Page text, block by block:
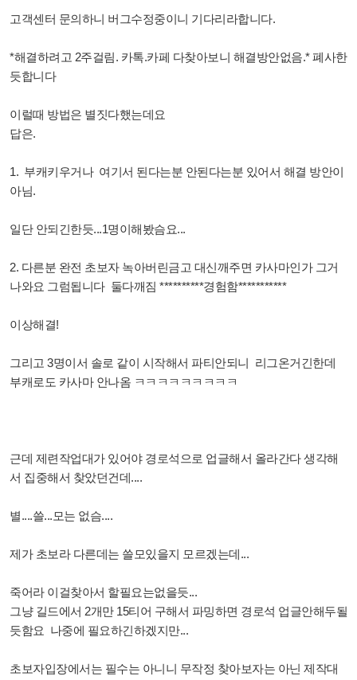
고객센터 문의하니 버그수정중이니 기다리라합니다.
*해결하려고 2주걸림. 카톡.카페 다찾아보니 해결방안없음.* 폐사한
듯합니다
이럴때 방법은 별짓다했는데요
답은.
1. 부캐키우거나 여기서 된다는분 안된다는분 있어서 해결 방안이
아님.
일단 안되긴한듯...1명이해봤슴요...
2. 다른분 완전 초보자 녹아버린금고 대신깨주면 카사마인가 그거
나와요 그럼됩니다 둘다깨짐 **********경험함***********
이상해결!
그리고 3명이서 솔로 같이 시작해서 파티안되니 리그온거긴한데
부캐로도 카사마 안나옴 ㅋㅋㅋㅋㅋㅋㅋㅋㅋ
근데 제련작업대가 있어야 경로석으로 업글해서 올라간다 생각해
서 집중해서 찾았던건데....
별....쓸...모는 없슴....
제가 초보라 다른데는 쓸모있을지 모르겠는데...
죽어라 이걸찾아서 할필요는없을듯...
그냥 길드에서 2개만 15티어 구해서 파밍하면 경로석 업글안해두될
듯함요 나중에 필요하긴하겠지만...
초보자입장에서는 필수는 아니니 무작정 찾아보자는 아닌 제작대